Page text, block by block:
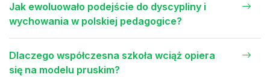
Jak ewoluowało podejście do dyscypliny i
wychowania w polskiej pedagogice?
Dlaczego współczesna szkoła wciąż opiera
się na modelu pruskim?